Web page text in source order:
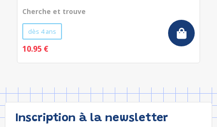
Cherche et trouve
dès 4 ans
10.95 €
Inscription à la newsletter